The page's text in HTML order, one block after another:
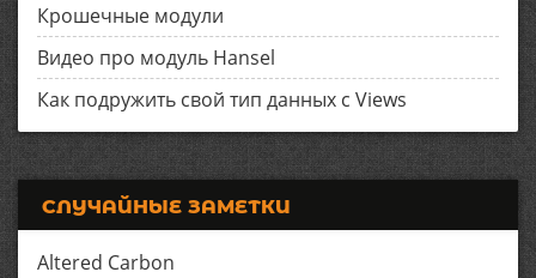
Крошечные модули
Видео про модуль Hansel
Как подружить свой тип данных с Views
СЛУЧАЙНЫЕ ЗАМЕТКИ
Altered Carbon